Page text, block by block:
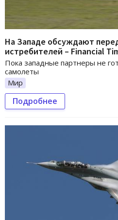
На Западе обсуждают
истребителей – Financial
Пока западные партнеры не
самолеты
Мир
Подробнее